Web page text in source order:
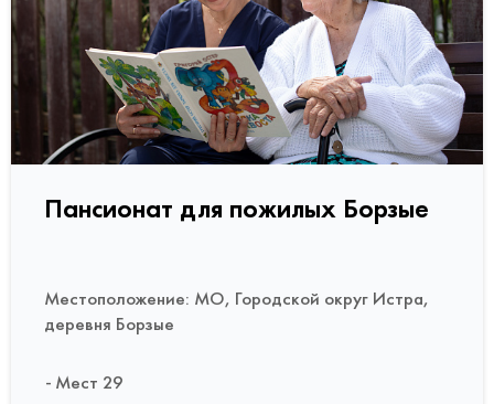
Пансионат для пожилых Борзые
Местоположение: МО, Городской округ Истра,
деревня Борзые
Мест 29